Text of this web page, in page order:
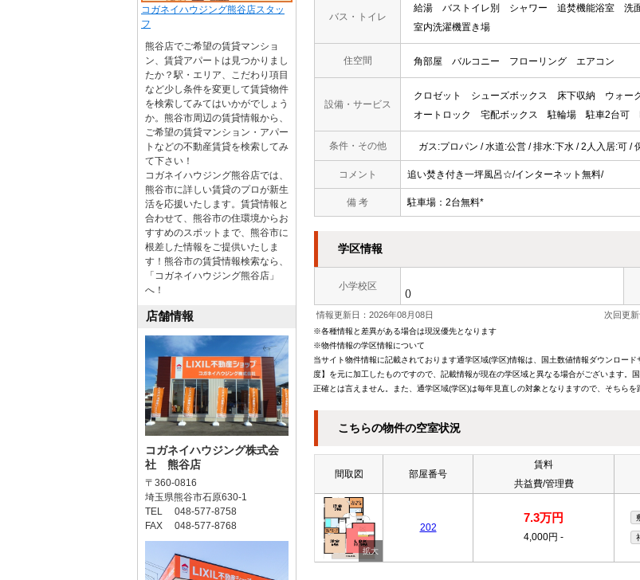
バス・トイレ
給湯 バストイレ別 シャワー 追焚機能浴室 洗
室内洗濯機置き場
住空間 角部屋 バルコニー フローリング エアコン
設備・サービス
クロゼット シューズボックス 床下収納 ウォー
オートロック
宅配ボックス 駐輪場 駐車2台可
条件・その他 ガス:プロパン / 水道:公営 / 排水:下水 / 2人入居:可 /
コメント 追い焚き付き一坪風呂☆/インターネット無料/
備 考 駐車場：2台無料*
学区情報
小学校区
()
情報更新日：2026年08月08日 次回更
※各種情報と差異がある場合は現況優先となります
※物件情報の学区情報について
当サイト物件情報に記載されております通学区域(学区)情報は、国土数値情報ダウンロー
度】を元に加工したものですので、記載情報が現在の学区域と異なる場合がございます
正確とは言えません。また、通学区域(学区)は毎年見直しの対象となりますので、そちらを
こちらの物件の空室状況
間取図 部屋番号
賃料
共益費/管理費
202
7.3万円
4,000円 -
コガネイハウジング熊谷店スタッ
フ
熊谷店でご希望の賃貸マンショ
ン、賃貸アパートは見つかりまし
たか？駅・エリア、こだわり項目
など少し条件を変更して賃貸物件
を検索してみてはいかがでしょう
か。熊谷市周辺の賃貸情報から、
ご希望の賃貸マンション・アパー
トなどの不動産賃貸を検索してみ
て下さい！
コガネイハウジング熊谷店では、
熊谷市に詳しい賃貸のプロが新生
活を応援いたします。賃貸情報と
合わせて、熊谷市の住環境からお
すすめのスポットまで、熊谷市に
根差した情報をご提供いたしま
す！熊谷市の賃貸情報検索なら、
「コガネイハウジング熊谷店」
へ！
店舗情報
コガネイハウジング株式会
社 熊谷店
〒360-0816
埼玉県熊谷市石原630-1
TEL 048-577-8758
FAX 048-577-8768